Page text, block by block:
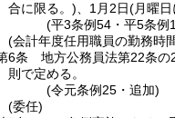
合に限る。) 、1月2日(月曜日
(平3条例54・平5条例
(会計年度任用職員の勤務時
6条
地方公務員法第22条の
則で定める。
(令元条例25・追加)
(委任)